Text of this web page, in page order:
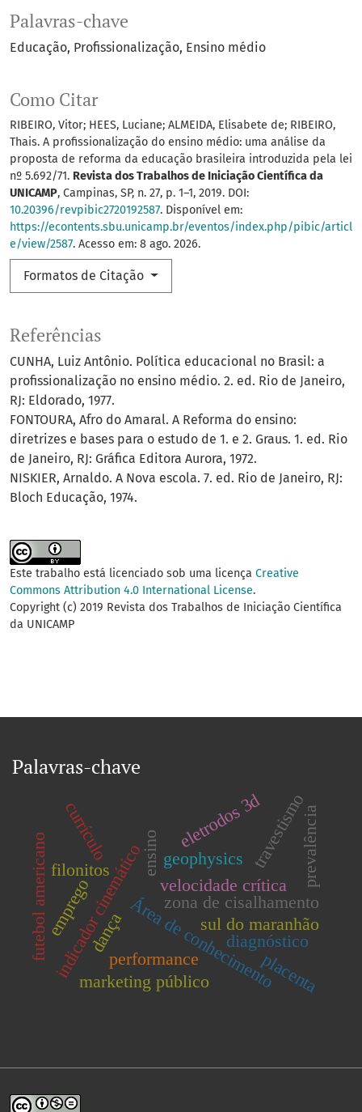
Palavras-chave
Educação Profissionalização Ensino médio
Como Citar
RIBEIRO, Vitor; HEES, Luciane; ALMEIDA, Elisabete de; RIBEIRO,
Thais. A profissionalização do ensino médio: uma análise da
proposta de reforma da educação brasileira introduzida pela lei
nº 5.692/71. Revista dos Trabalhos de Iniciação Científica da
UNICAMP, Campinas, SP, n. 27, p. 1–1, 2019. DOI:
10.20396/revpibic2720192587. Disponível em:
https://econtents.sbu.unicamp.br/eventos/index.php/pibic/articl
e/view/2587. Acesso em: 8 ago. 2026.
Formatos de Citação
Referências
CUNHA, Luiz Antônio. Política educacional no Brasil: a
profissionalização no ensino médio. 2. ed. Rio de Janeiro,
RJ: Eldorado, 1977.
FONTOURA, Afro do Amaral. A Reforma do ensino:
diretrizes e bases para o estudo de 1. e 2. Graus. 1. ed. Rio
de Janeiro, RJ: Gráfica Editora Aurora, 1972.
NISKIER, Arnaldo. A Nova escola. 7. ed. Rio de Janeiro, RJ:
Bloch Educação, 1974.
Este trabalho está licenciado sob uma licença Creative
Commons Attribution 4.0 International License.
Copyright (c) 2019 Revista dos Trabalhos de Iniciação Científica
da UNICAMP
Palavras-chave
zona de cisalhamento
indicador cinemático
filonitos
dança
ensino
Área de conhecimento
velocidade crítica
performance
futebol americano diagnóstico
geophysics travestismo
currículo
sul do maranhão
prevalência
eletrodos 3d
emprego
marketing público placenta